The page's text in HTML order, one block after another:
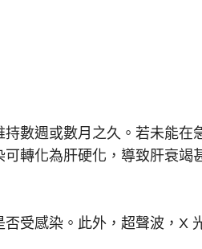
持數週或數月之久。若未能
轉化為肝硬化，導致肝衰竭
受感染。此外，超聲波，X